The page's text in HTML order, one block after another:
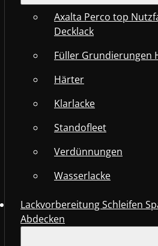
Axalta Perco top
Decklack
Füller Grundierungen
Härter
Klarlacke
Standofleet
Verdünnungen
Wasserlacke
Lackvorbereitung Schleifen
Abdecken